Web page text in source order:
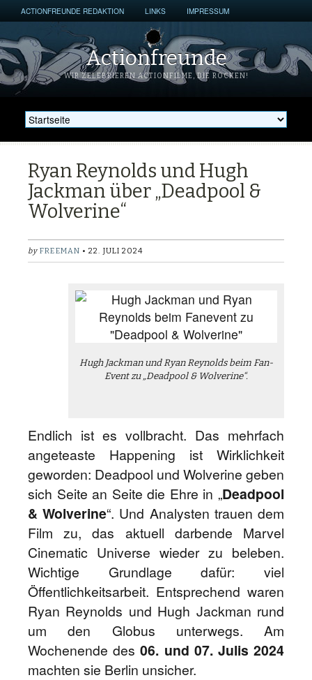
ACTIONFREUNDE REDAKTION LINKS IMPRESSUM
Actionfreunde
WIR ZELEBRIEREN ACTIONFILME, DIE ROCKEN!
Ryan Reynolds und Hugh
Jackman über „Deadpool &
Wolverine“
by FREEMAN • 22. JULI 2024
Hugh Jackman und Ryan Reynolds beim Fan-
Event zu „Deadpool & Wolverine“.
Endlich ist es vollbracht. Das mehrfach
angeteaste Happening ist Wirklichkeit
geworden: Deadpool und Wolverine geben
sich Seite an Seite die Ehre in „Deadpool
& Wolverine“. Und Analysten trauen dem
Film zu, das aktuell darbende Marvel
Cinematic Universe wieder zu beleben.
Wichtige Grundlage dafür: viel
Öffentlichkeitsarbeit. Entsprechend waren
Ryan Reynolds und Hugh Jackman rund
um den Globus unterwegs. Am
Wochenende des06. und 07. Julis 2024
machten sie Berlin unsicher.